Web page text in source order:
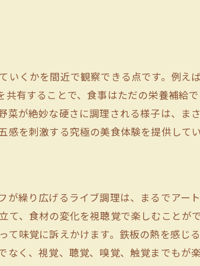
間を演出する立川市の鉄板焼レストラン
な記念日にふさわしい空間
イベートな時間を楽しむ個室完備
な瞬間を彩るサプライズ演出
出に残る特別なディナー体験
の幸が楽しめる立川市の鉄板焼
と海産物の贅沢なコラボレーション
魚介、それぞれの旨みを堪能
くかを間近で観察できる点です。例え
有することで、食事はただの栄養補給
が絶妙な硬さに調理される様子は、ま
感を刺激する究極の美食体験を提供して
繰り広げるライブ調理は、まるでアー
、食材の変化を視聴覚で楽しむことが
味覚に訴えかけます。鉄板の熱を感じ
く、視覚、聴覚、嗅覚、触覚までもが